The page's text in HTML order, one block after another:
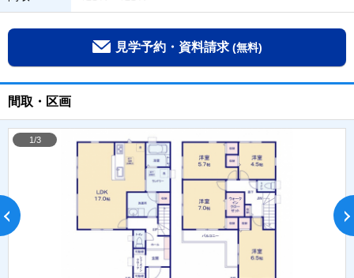
見学予約・資料請求 (無料)
間取・区画
1/3